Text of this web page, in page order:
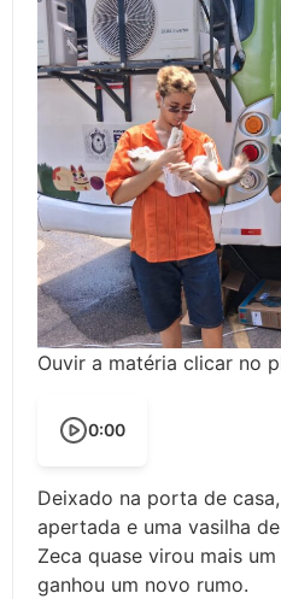
Ouvir a matéria clicar no
0:00
Deixado na porta de
apertada e uma vasilha
Zeca quase virou mais
ganhou um novo rumo.